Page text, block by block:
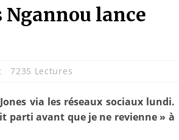
Ngannou lance
7235 Lectures
via les réseaux sociaux lundi.
parti avant que je ne revienne » à